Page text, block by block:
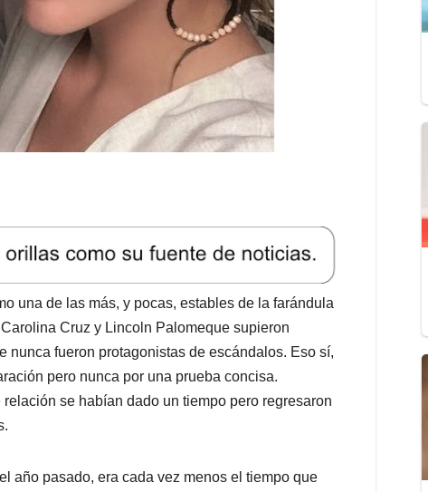
una de las más, y pocas, estables de la farándula
Cruz y Lincoln Palomeque supieron
nunca fueron protagonistas de escándalos. Eso sí,
pero nunca por una prueba concisa.
se habían dado un tiempo pero regresaron
año pasado, era cada vez menos el tiempo que